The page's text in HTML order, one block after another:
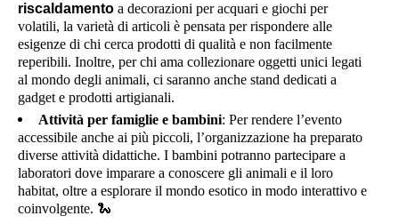
riscaldamento a decorazioni per acquari e giochi per
volatili, la varietà di articoli è pensata per rispondere alle
esigenze di chi cerca prodotti di qualità e non facilmente
reperibili. Inoltre, per chi ama collezionare oggetti unici legati
al mondo degli animali, ci saranno anche stand dedicati a
gadget e prodotti artigianali.
Attività per famiglie e bambini: Per rendere l’evento
accessibile anche ai più piccoli, l’organizzazione ha preparato
diverse attività didattiche. I bambini potranno partecipare a
laboratori dove imparare a conoscere gli animali e il loro
habitat, oltre a esplorare il mondo esotico in modo interattivo e
coinvolgente. 🐍